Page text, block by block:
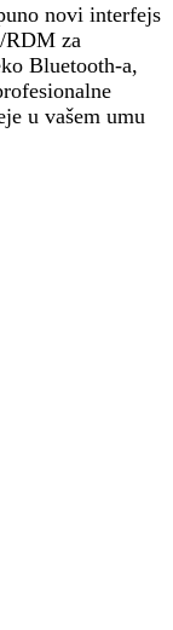
novi interfejs
za
Bluetooth-a,
u vašem umu